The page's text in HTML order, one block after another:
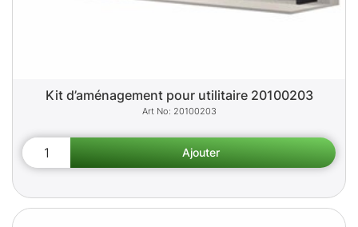
Kit d’aménagement pour utilitaire 20100203
20100203